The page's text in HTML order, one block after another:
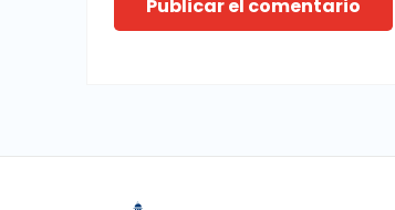
Publicar el comentario